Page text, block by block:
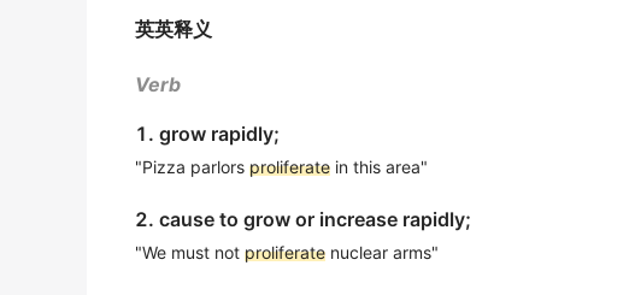
比萨饼店在这个地区扩散开来.
结论AGS-RA 缓释系统可以减轻激光损伤后视网膜下增生反应的形成.
期刊摘选
When puncture needle was in different vessels (
穿 刺针 穿入肿瘤的供应血管和引流血管时, 局部回声改变不同.
英英释义
Verb
1. grow rapidly;
"Pizza parlors proliferate in this area"
2. cause to grow or increase rapidly;
"We must not proliferate nuclear arms"